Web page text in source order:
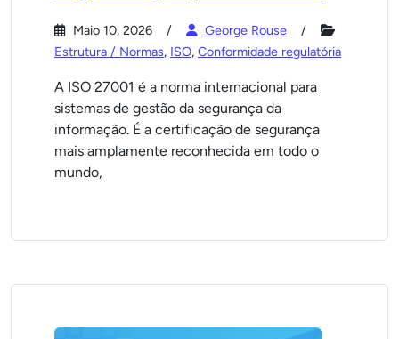
Maio 10, 2026
George Rouse
Estrutura / Normas, ISO, Conformidade regulatória
A ISO 27001 é a norma internacional para
sistemas de gestão da segurança da
informação. É a certificação de segurança
mais amplamente reconhecida em todo o
mundo,